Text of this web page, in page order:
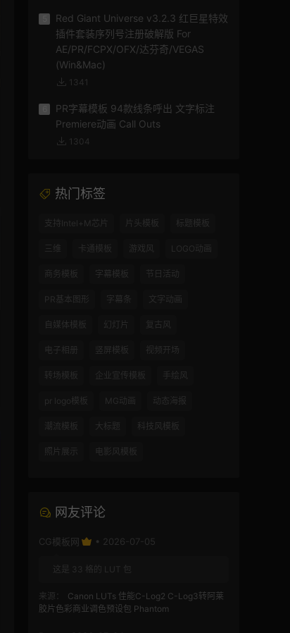
Red Giant Universe v3.2.3 红巨星特效
插件套装序列号注册破解版 For
AE/PR/FCPX/OFX/达芬奇/VEGAS
(Win&Mac)
1341
PR字幕模板 94款线条呼出 文字标注
Premiere动画 Call Outs
1304
热门标签
支持Intel+M芯片 片头模板 标题模板
三维 卡通模板 游戏风 LOGO动画
商务模板 字幕模板 节日活动
PR基本图形 字幕条 文字动画
自媒体模板 幻灯片 复古风
电子相册 竖屏模板 视频开场
转场模板 企业宣传模板 手绘风
pr logo模板 MG动画 动态海报
潮流模板 大标题 科技风模板
照片展示 电影风模板
网友评论
CG模板网 • 2026-07-05
这是 33 格的 LUT 包
来源：
Canon LUTs 佳能C-Log2 C-Log3转阿莱
胶片色彩商业调色预设包 Phantom